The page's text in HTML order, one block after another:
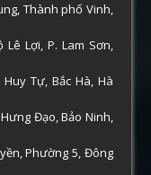
Thành phố Vinh,
Lợi, P. Lam Sơn,
Tự, Bắc Hà, Hà
Đạo, Bảo Ninh,
Phường 5, Đông